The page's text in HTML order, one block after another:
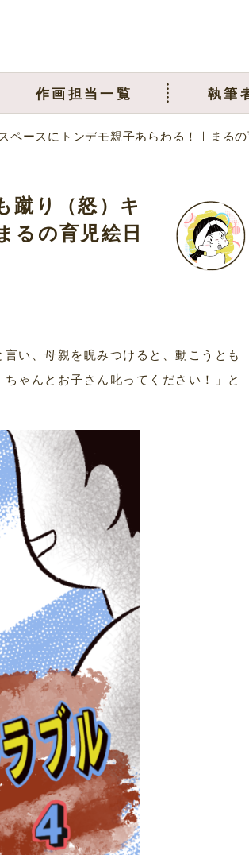
作画担当一覧 執筆
ペースにトンデモ親子あらわる！｜まる
蹴り（怒）キ
るの育児絵日
い、母親を睨みつけると、動こうとも
ゃんとお子さん叱ってください！」と